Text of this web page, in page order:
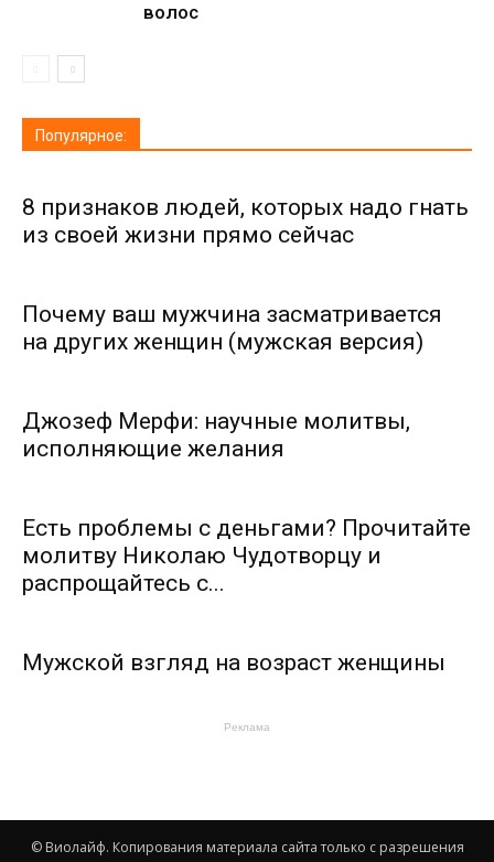
волос
Популярное:
8 признаков людей, которых надо гнать
из своей жизни прямо сейчас
Почему ваш мужчина засматривается
на других женщин (мужская версия)
Джозеф Мерфи: научные молитвы,
исполняющие желания
Есть проблемы с деньгами? Прочитайте
молитву Николаю Чудотворцу и
распрощайтесь с...
Мужской взгляд на возраст женщины
Реклама
© Виолайф. Копирования материала сайта только с разрешения